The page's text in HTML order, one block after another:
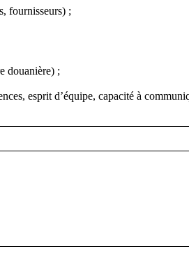
fournisseurs) ;
douanière) ;
esprit d’équipe, capacité à